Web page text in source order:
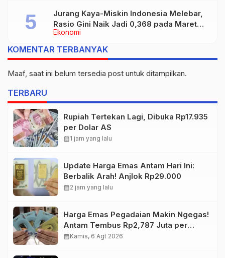
Ekonomi
Jurang Kaya-Miskin Indonesia Melebar,
Rasio Gini Naik Jadi 0,368 pada Maret
2026
KOMENTAR TERBANYAK
Maaf, saat ini belum tersedia post untuk ditampilkan.
TERBARU
Rupiah Tertekan Lagi, Dibuka Rp17.935
per Dolar AS
calendar_month1 jam yang lalu
Update Harga Emas Antam Hari Ini:
Berbalik Arah! Anjlok Rp29.000
calendar_month2 jam yang lalu
Harga Emas Pegadaian Makin Ngegas!
Antam Tembus Rp2,787 Juta per
Gram
calendar_monthKamis, 6 Agt 2026